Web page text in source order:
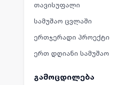
თავისუფალი
სამუშაო ცვლაში
ერთჯერადი პროექტი
ერთ დღიანი სამუშაო
გამოცდილება